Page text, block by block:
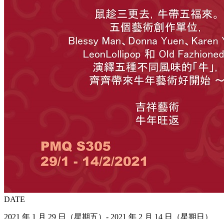
DATE
2021 年 1 月 29 日（星期五）- 2021 年 2 月 14 日（星期日）